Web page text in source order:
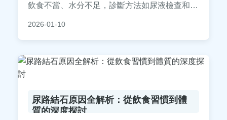
飲食不當、水分不足，診斷方法如尿液檢查和X
施。文中融入真實貓主人經驗和常見問答，幫助
您及早發現並妥善照顧，避免復發。內容基於獸
2026-01-10
尿路結石原因全解析：從飲食習慣到體
質的深度探討